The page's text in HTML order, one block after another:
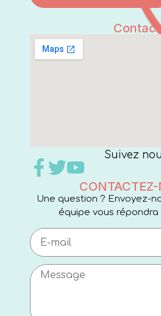
Contact
Suivez
Une question ? Envoyez-
équipe vous répondra